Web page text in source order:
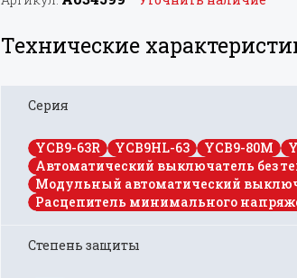
Технические
Серия
YCB9-63R YCB9HL-63 YCB9-80M
Автоматический выключатель без
Модульный автоматический
Расцепитель минимального
Степень защиты